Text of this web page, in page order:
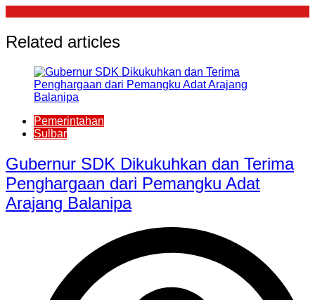
Related articles
Pemerintahan
Sulbar
Gubernur SDK Dikukuhkan dan Terima
Penghargaan dari Pemangku Adat
Arajang Balanipa